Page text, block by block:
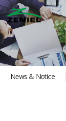
본문바로가기
News & Notice